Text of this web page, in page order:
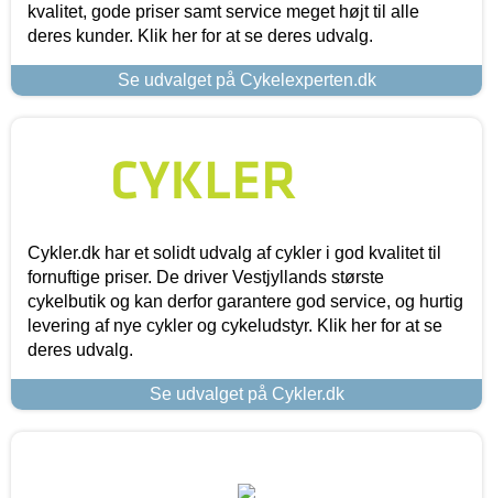
kvalitet, gode priser samt service meget højt til alle
deres kunder. Klik her for at se deres udvalg.
Se udvalget på Cykelexperten.dk
Cykler.dk har et solidt udvalg af cykler i god kvalitet til
fornuftige priser. De driver Vestjyllands største
cykelbutik og kan derfor garantere god service, og hurtig
levering af nye cykler og cykeludstyr. Klik her for at se
deres udvalg.
Se udvalget på Cykler.dk